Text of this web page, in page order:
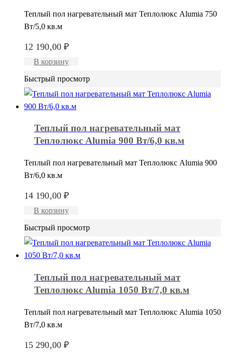
Теплый пол нагревательный мат Теплолюкс Alumia 750
Вт/5,0 кв.м
12 190,00 ₽
В корзину
Быстрый просмотр
Теплый пол нагревательный мат
Теплолюкс Alumia 900 Вт/6,0 кв.м
Теплый пол нагревательный мат Теплолюкс Alumia 900
Вт/6,0 кв.м
14 190,00 ₽
В корзину
Быстрый просмотр
Теплый пол нагревательный мат
Теплолюкс Alumia 1050 Вт/7,0 кв.м
Теплый пол нагревательный мат Теплолюкс Alumia 1050
Вт/7,0 кв.м
15 290,00 ₽